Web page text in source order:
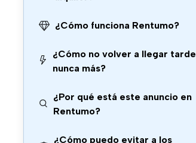
¿Cómo funciona Rentumo?
¿Cómo no volver a llegar tarde
nunca más?
¿Por qué está este anuncio en
Rentumo?
¿Cómo puedo evitar a los